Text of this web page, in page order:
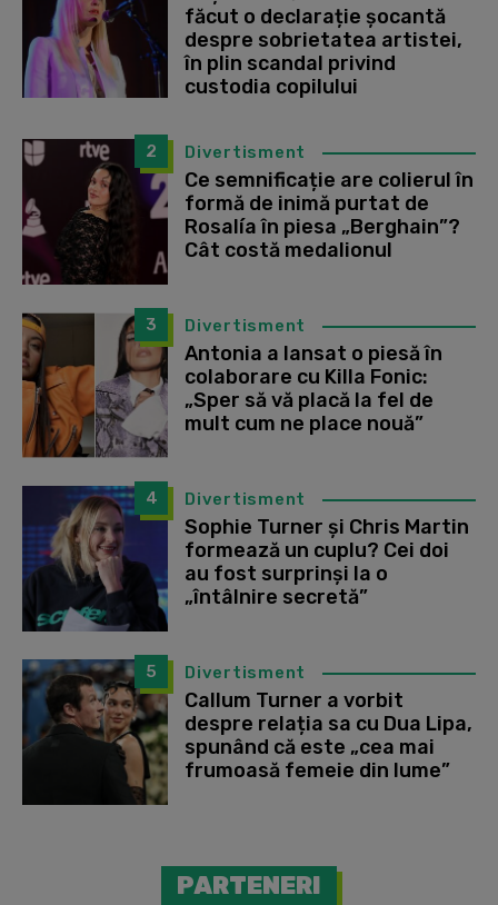
făcut o declarație șocantă
despre sobrietatea artistei,
în plin scandal privind
custodia copilului
2 Divertisment
Ce semnificație are colierul în
formă de inimă purtat de
Rosalía în piesa „Berghain”?
Cât costă medalionul
3 Divertisment
Antonia a lansat o piesă în
colaborare cu Killa Fonic:
„Sper să vă placă la fel de
mult cum ne place nouă”
4 Divertisment
Sophie Turner și Chris Martin
formează un cuplu? Cei doi
au fost surprinși la o
„întâlnire secretă”
5 Divertisment
Callum Turner a vorbit
despre relația sa cu Dua Lipa,
spunând că este „cea mai
frumoasă femeie din lume”
PARTENERI